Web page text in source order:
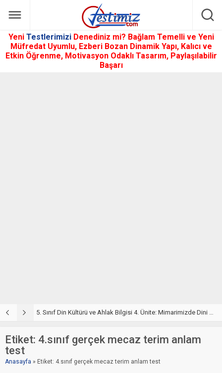
Yeni Testlerimizi Denediniz mi? Bağlam Temelli ve Yeni
Müfredat Uyumlu, Ezberi Bozan Dinamik Yapı, Kalıcı ve
Etkin Öğrenme, Motivasyon Odaklı Tasarım, Paylaşılabilir
Başarı
5. Sınıf Mimarimizde Dini Motifler Ünite Testi – Online Çöz
Etiket: 4.sınıf gerçek mecaz terim anlam
test
Anasayfa » Etiket: 4.sınıf gerçek mecaz terim anlam test